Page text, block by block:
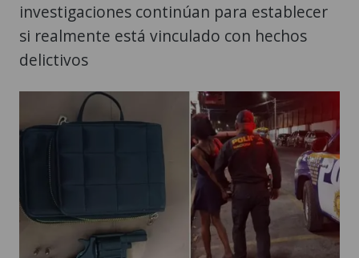
investigaciones continúan para establecer
si realmente está vinculado con hechos
delictivos